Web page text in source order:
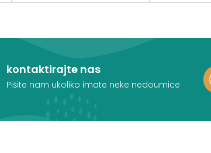
kontaktirajte nas
Pišite nam ukoliko imate neke nedoumice